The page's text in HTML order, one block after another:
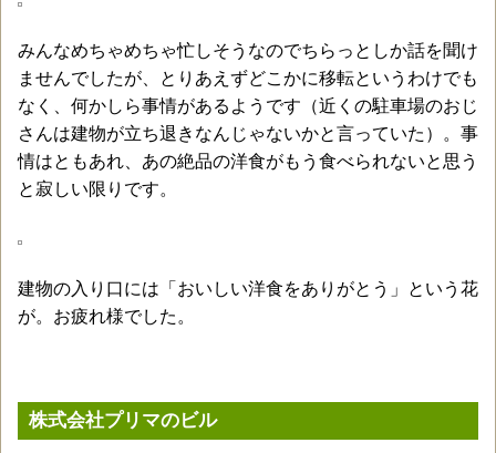
みんなめちゃめちゃ忙しそうなのでちらっとしか話を聞け
ませんでしたが、とりあえずどこかに移転というわけでも
なく、何かしら事情があるようです（近くの駐車場のおじ
さんは建物が立ち退きなんじゃないかと言っていた）。事
情はともあれ、あの絶品の洋食がもう食べられないと思う
と寂しい限りです。
建物の入り口には「おいしい洋食をありがとう」という花
が。お疲れ様でした。
株式会社プリマのビル